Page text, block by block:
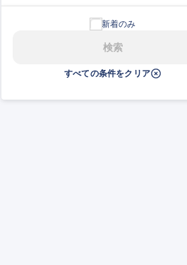
新着のみ
検索
すべての条件をクリア